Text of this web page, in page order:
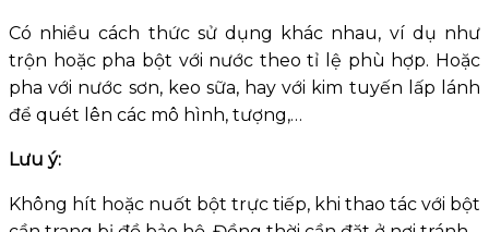
Có nhiều cách thức sử dụng khác nhau, ví dụ như
trộn hoặc pha bột với nước theo tỉ lệ phù hợp. Hoặc
pha với nước sơn, keo sữa, hay với kim tuyến lấp lánh
để quét lên các mô hình, tượng,…
Lưu ý:
Không hít hoặc nuốt bột trực tiếp, khi thao tác với bột